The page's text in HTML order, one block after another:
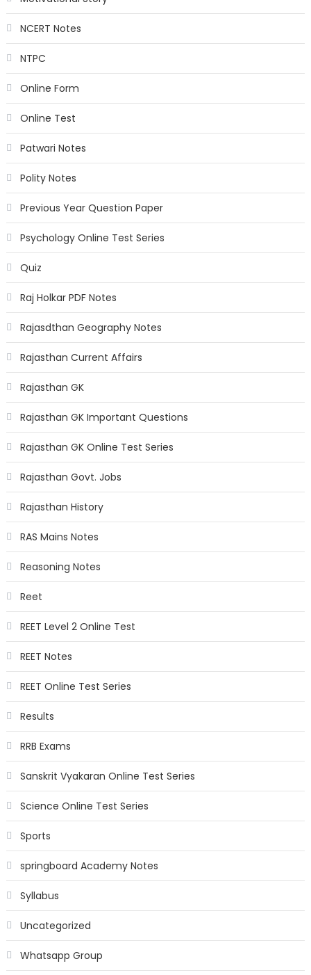
NCERT Notes
NTPC
Online Form
Online Test
Patwari Notes
Polity Notes
Previous Year Question Paper
Psychology Online Test Series
Quiz
Raj Holkar PDF Notes
Rajasdthan Geography Notes
Rajasthan Current Affairs
Rajasthan GK
Rajasthan GK Important Questions
Rajasthan GK Online Test Series
Rajasthan Govt. Jobs
Rajasthan History
RAS Mains Notes
Reasoning Notes
Reet
REET Level 2 Online Test
REET Notes
REET Online Test Series
Results
RRB Exams
Sanskrit Vyakaran Online Test Series
Science Online Test Series
Sports
springboard Academy Notes
Syllabus
Uncategorized
Whatsapp Group